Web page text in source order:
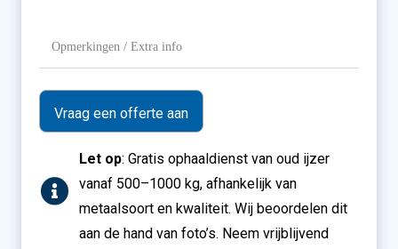
Extra
info
Let op: Gratis ophaaldienst van oud ijzer
vanaf 500–1000 kg, afhankelijk van
metaalsoort en kwaliteit. Wij beoordelen dit
aan de hand van foto’s. Neem vrijblijvend